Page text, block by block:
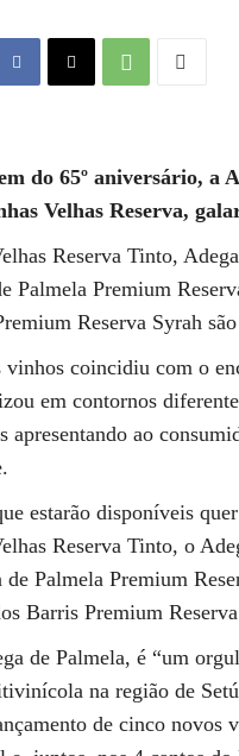
do 65º aniversário, a
Velhas Reserva,
Reserva Tinto,
Palmela Premium
Reserva Syrah são
coincidiu com o
em contornos
apresentando ao
estarão disponíveis
Reserva Tinto, o
Palmela Premium
Barris Premium
de Palmela, é “um
na região de
de cinco novos